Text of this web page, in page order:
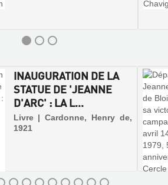
INAUGURATION DE LA
STATUE DE 'JEANNE
D'ARC' : LA L...
Livre | Cardonne, Henry de,
1921